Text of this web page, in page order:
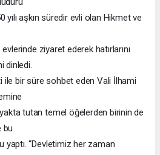
yılı aşkın süredir evli olan Hikmet ve
ziyaret ederek hatırlarını
dinledi.
ile bir süre sohbet eden Vali İlhami
tutan temel öğelerden birinin de
bu
yaptı. “Devletimiz her zaman